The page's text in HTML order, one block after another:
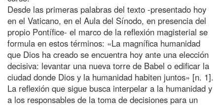
Desde las primeras palabras del texto -presentado hoy
en el Vaticano, en el Aula del Sínodo, en presencia del
propio Pontífice- el marco de la reflexión magisterial se
formula en estos términos: «La magnífica humanidad
que Dios ha creado se encuentra hoy ante una elección
decisiva: levantar una nueva torre de Babel o edificar la
ciudad donde Dios y la humanidad habiten juntos» [n. 1].
La reflexión que sigue busca interpelar a la humanidad y
a los responsables de la toma de decisiones para un